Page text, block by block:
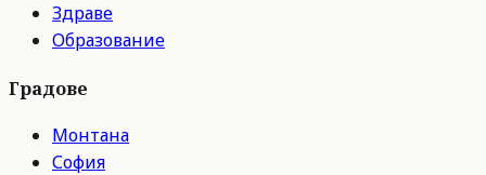
Здраве
Образование
Градове
Монтана
София